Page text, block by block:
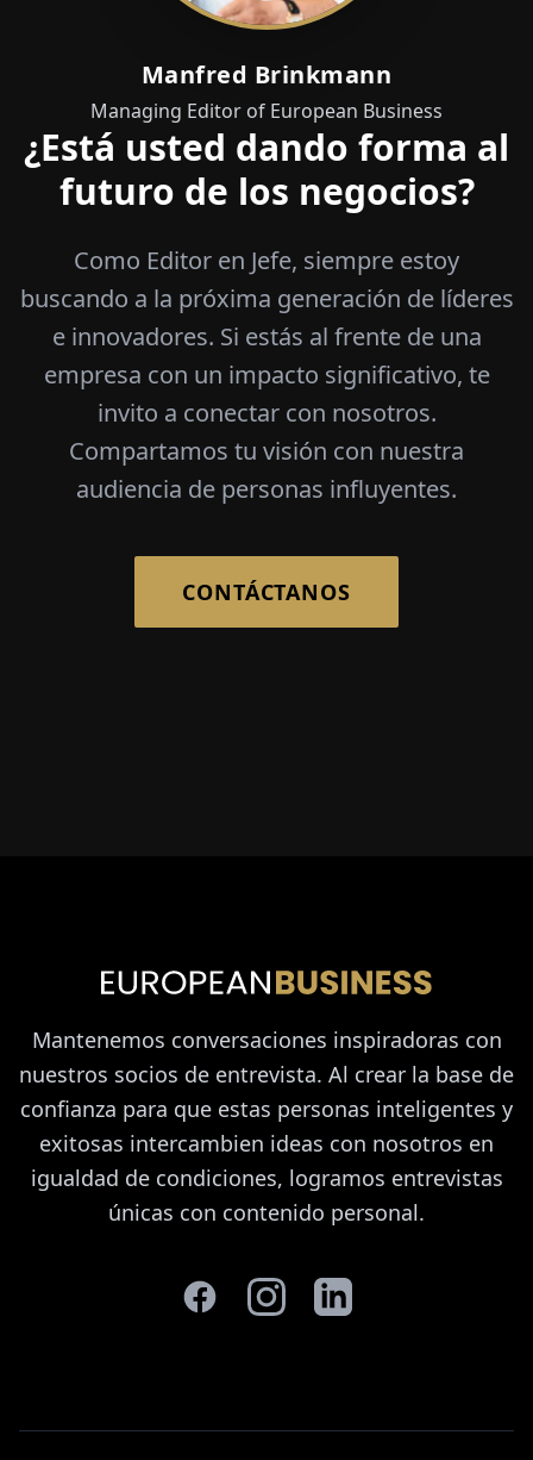
Manfred Brinkmann
Managing Editor of European Business
¿Está usted dando forma al
futuro de los negocios?
Como Editor en Jefe, siempre estoy
buscando a la próxima generación de líderes
e innovadores. Si estás al frente de una
empresa con un impacto significativo, te
invito a conectar con nosotros.
Compartamos tu visión con nuestra
audiencia de personas influyentes.
CONTÁCTANOS
Mantenemos conversaciones inspiradoras con
nuestros socios de entrevista. Al crear la base de
confianza para que estas personas inteligentes y
exitosas intercambien ideas con nosotros en
igualdad de condiciones, logramos entrevistas
únicas con contenido personal.